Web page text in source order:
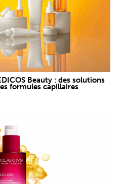
Beauty : des solutions
formules capillaires